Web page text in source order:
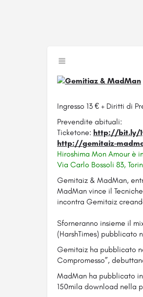
Ingresso 13 € + Diritti di
Prevendite abituali:
Ticketone: http://bit.ly/
http://gemitaiz-
Hiroshima Mon Amour è
Via Carlo Bossoli 83,
Gemitaiz & MadMan,
MadMan vince il
incontra Gemitaiz
Sforneranno insieme il
(HarshTimes) pubblicato
Gemitaiz ha pubblicato
Compromesso”,
MadMan ha pubblicato
150mila download nella